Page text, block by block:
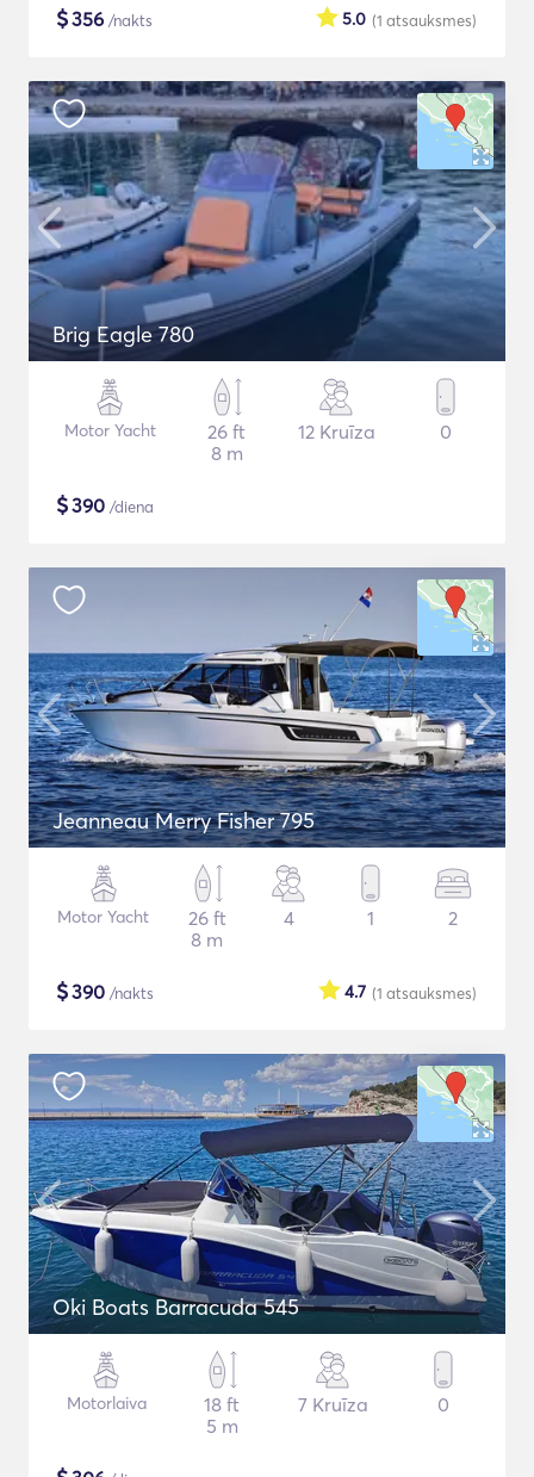
$356 /nakts (1 atsauksmes)
5.0
Brig Eagle 780
Motor Yacht
26 ft
8 m
12 Kruīza 0
$390 /diena
Jeanneau Merry Fisher 795
Motor Yacht
26 ft
8 m
4 1 2
$390 /nakts (1 atsauksmes)
4.7
Oki Boats Barracuda 545
Motorlaiva
18 ft
5 m
7 Kruīza 0